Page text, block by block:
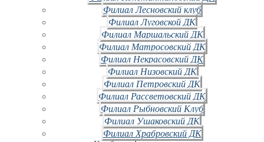
Филиал Лесновский клуб
Филиал Луговской ДК
Филиал Маршальский ДК
Филиал Матросовский ДК
Филиал Некрасовский ДК
Филиал Низовский ДК
Филиал Петровский ДК
Филиал Рассветовский ДК
Филиал Рыбновский Клуб
Филиал Ушаковский ДК
Филиал Храбровский ДК